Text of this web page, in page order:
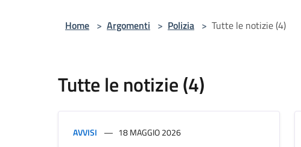
Home > Argomenti > Polizia > Tutte le notizie (4)
Tutte le notizie (4)
AVVISI 18 MAGGIO 2026